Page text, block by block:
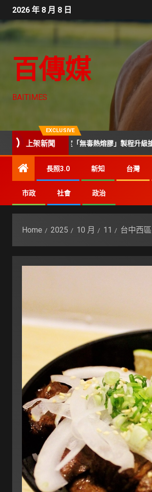
2026 年 8 月 8 日
百傳媒
BAITIMES
EXCLUSIVE
上架新聞
簧與軟硬度「無毒熱熔膠」製程升級搶攻健康睡
長照3.0 新知 台灣
市政 社會 政治
Home 2025 10 月 11 台中西